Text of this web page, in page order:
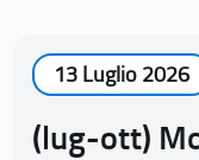
13 Luglio 2026
(lug-ott)